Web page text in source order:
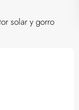
solar y gorro